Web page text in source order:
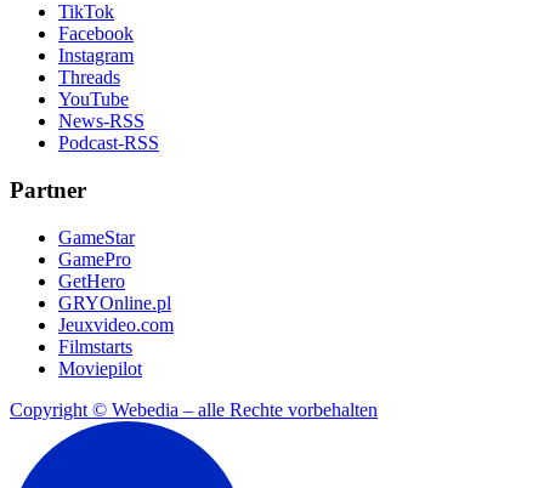
TikTok
Facebook
Instagram
Threads
YouTube
News-RSS
Podcast-RSS
Partner
GameStar
GamePro
GetHero
GRYOnline.pl
Jeuxvideo.com
Filmstarts
Moviepilot
Copyright © Webedia – alle Rechte vorbehalten